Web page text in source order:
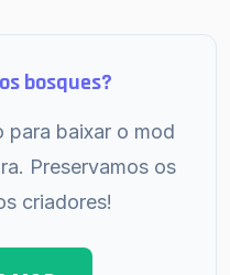
bosques?
para baixar o mod
Preservamos os
criadores!